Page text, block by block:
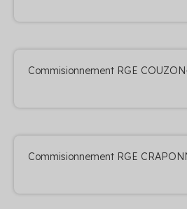
Commisionnement RGE
Commisionnement RGE